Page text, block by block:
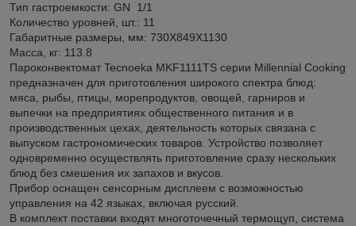
Тип гастроемкости: GN 1/1
Количество уровней, шт.: 11
Габаритные размеры, мм: 730Х849Х1130
Масса, кг: 113.8
Пароконвектомат Tecnoeka MKF1111TS серии Millennial Cooking
предназначен для приготовления широкого спектра блюд:
мяса, рыбы, птицы, морепродуктов, овощей, гарниров и
выпечки на предприятиях общественного питания и в
производственных цехах, деятельность которых связана с
выпуском гастрономических товаров. Устройство позволяет
одновременно осуществлять приготовление сразу нескольких
блюд без смешения их запахов и вкусов.
Прибор оснащен сенсорным дисплеем с возможностью
управления на 42 языках, включая русский.
В комплект поставки входят многоточечный термощуп, система